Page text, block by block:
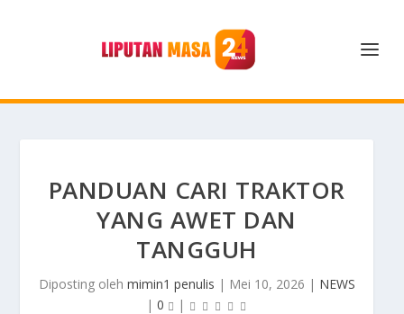
PANDUAN CARI TRAKTOR
YANG AWET DAN
TANGGUH
Diposting oleh mimin1 penulis | Mei 10, 2026 | NEWS
| 0 |